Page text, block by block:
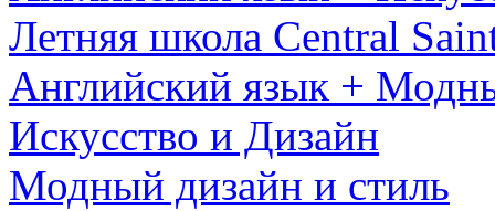
Летняя школа Central
Английский язык +
Искусство и Дизайн
Модный дизайн и стиль